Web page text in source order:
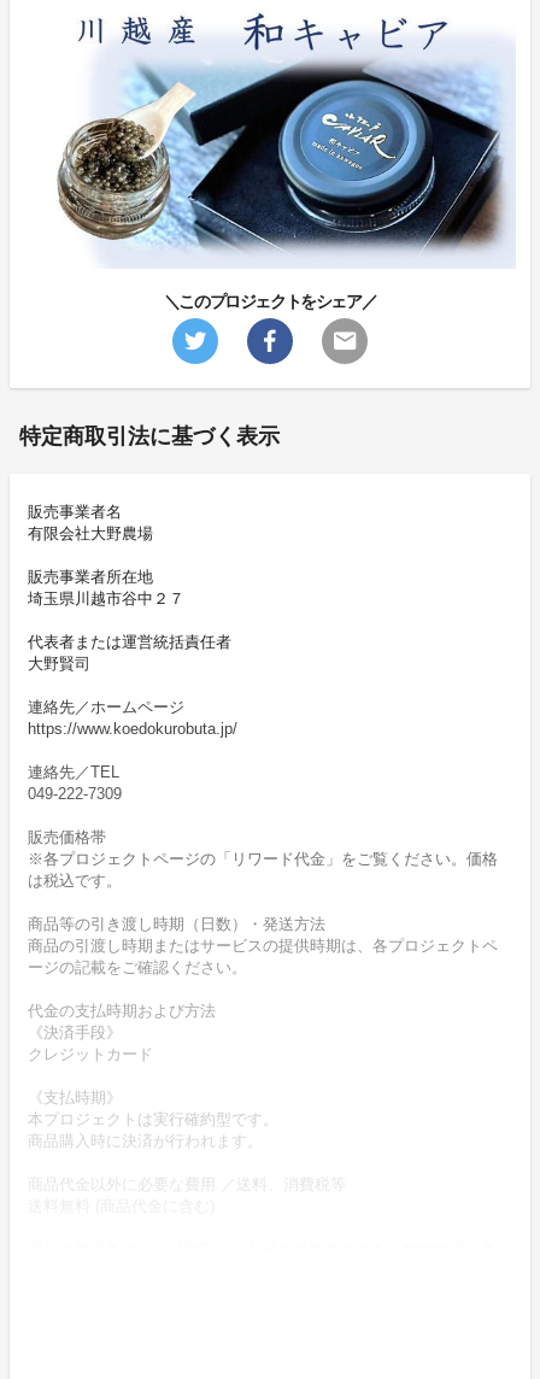
＼このプロジェクトをシェア／
特定商取引法に基づく表示
販売事業者名
有限会社大野農場
販売事業者所在地
埼玉県川越市谷中２７
代表者または運営統括責任者
大野賢司
連絡先／ホームページ
https://www.koedokurobuta.jp/
連絡先／TEL
049-222-7309
販売価格帯
※各プロジェクトページの「リワード代金」をご覧ください。価格
は税込です。
商品等の引き渡し時期（日数）・発送方法
商品の引渡し時期またはサービスの提供時期は、各プロジェクトペ
ージの記載をご確認ください。
代金の支払時期および方法
《決済手段》
クレジットカード
《支払時期》
本プロジェクトは実行確約型です。
商品購入時に決済が行われます。
商品代金以外に必要な費用 ／送料、消費税等